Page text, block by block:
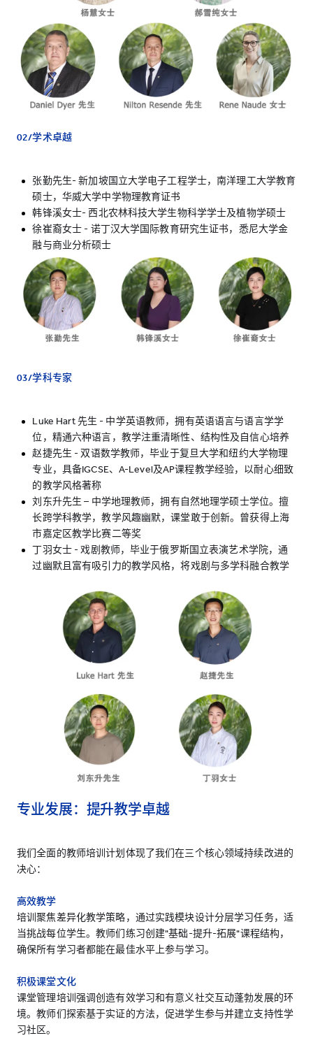
02/学术卓越
张勤先生- 新加坡国立大学电子工程学士，南洋理工大学教育
硕士，华威大学中学物理教育证书
韩锋溪女士- 西北农林科技大学生物科学学士及植物学硕士
徐崔裔女士 - 诺丁汉大学国际教育研究生证书，悉尼大学金
融与商业分析硕士
03/学科专家
Luke Hart 先生 - 中学英语教师，拥有英语语言与语言学学
位，精通六种语言，教学注重清晰性、结构性及自信心培养
赵捷先生 - 双语数学教师，毕业于复旦大学和纽约大学物理
专业，具备IGCSE、A-Level及AP课程教学经验，以耐心细致
的教学风格著称
刘东升先生 – 中学地理教师，拥有自然地理学硕士学位。擅
长跨学科教学，教学风趣幽默，课堂敢于创新。曾获得上海
市嘉定区教学比赛二等奖
丁羽女士 - 戏剧教师，毕业于俄罗斯国立表演艺术学院，通
过幽默且富有吸引力的教学风格，将戏剧与多学科融合教学
专业发展：提升教学卓越
我们全面的教师培训计划体现了我们在三个核心领域持续改进的
决心：
高效教学
培训聚焦差异化教学策略，通过实践模块设计分层学习任务，适
当挑战每位学生。教师们练习创建"基础-提升-拓展"课程结构，
确保所有学习者都能在最佳水平上参与学习。
积极课堂文化
课堂管理培训强调创造有效学习和有意义社交互动蓬勃发展的环
境。教师们探索基于实证的方法，促进学生参与并建立支持性学
习社区。